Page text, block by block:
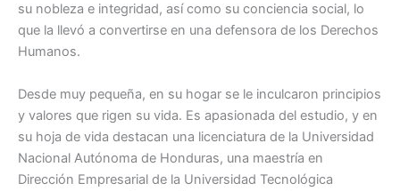
su nobleza e integridad, así como su conciencia social, lo
que la llevó a convertirse en una defensora de los Derechos
Humanos.
Desde muy pequeña, en su hogar se le inculcaron principios
y valores que rigen su vida. Es apasionada del estudio, y en
su hoja de vida destacan una licenciatura de la Universidad
Nacional Autónoma de Honduras, una maestría en
Dirección Empresarial de la Universidad Tecnológica